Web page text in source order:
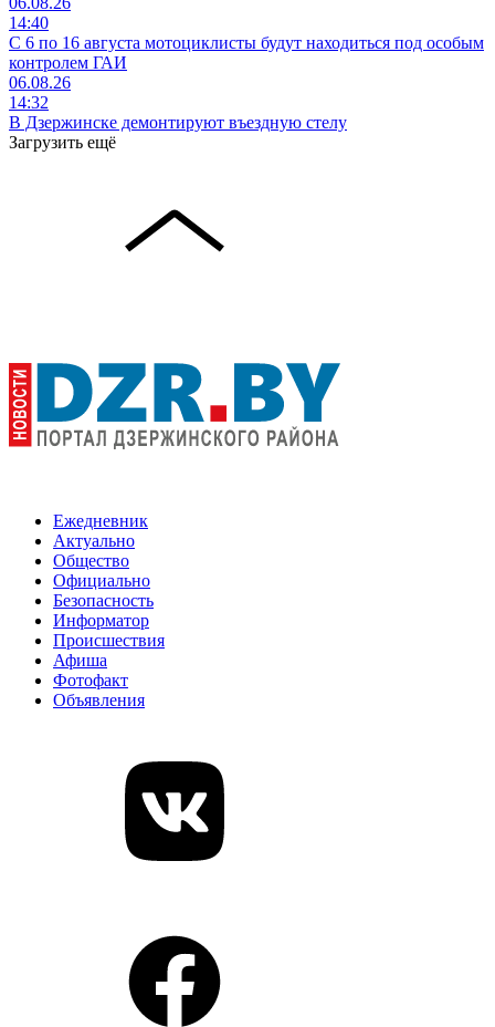
14:40
С 6 по 16 августа мотоциклисты будут находиться под особым
контролем ГАИ
06.08.26
14:32
В Дзержинске демонтируют въездную стелу
Загрузить ещё
Ежедневник
Актуально
Общество
Официально
Безопасность
Информатор
Происшествия
Афиша
Фотофакт
Объявления